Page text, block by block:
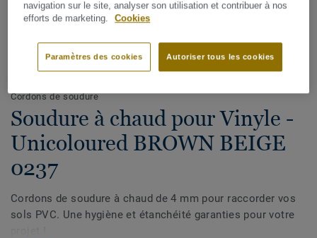
Voir tous les décors (1146)
Cordons de soudure
Soudure à chaud pour Vinyle -
Unicoloured BROWN BEIGE
0237
Cordons de soudure à chaud de 4 mm pour raccorder vos
sols PVC. Une hygiène et étanchéité garanties pour votre
navigation sur le site, analyser son utilisation et contribuer à nos
efforts de marketing.
Cookies
Autoriser tous les cookies
Paramètres des cookies